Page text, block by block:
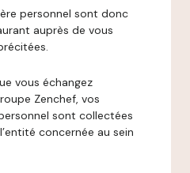
personnel sont donc
auprès de vous
vous échangez
Zenchef, vos
sont collectées
concernée au sein